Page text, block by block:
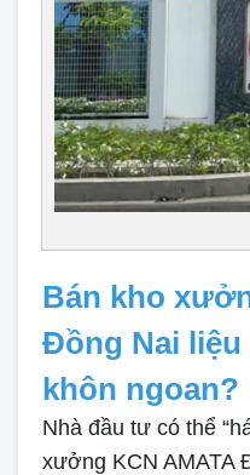
Bán kho
Đồng Nai
khôn ngoan?
Nhà đầu tư có thể
xưởng KCN AMATA